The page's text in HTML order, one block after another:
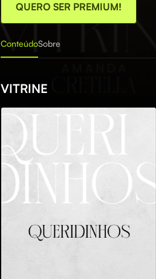
QUERO SER PREMIUM!
ConteúdoSobre
VITRINE